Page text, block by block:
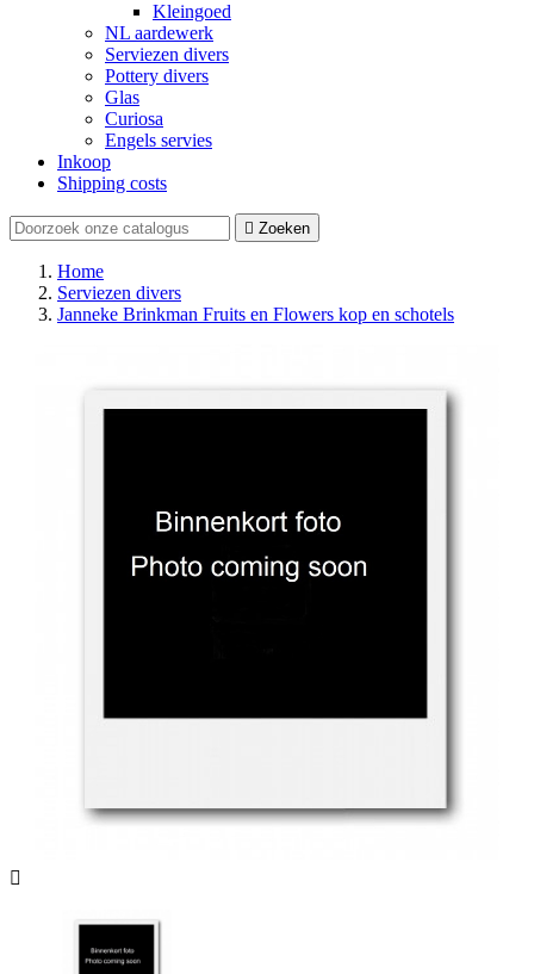
Kleingoed
NL aardewerk
Serviezen divers
Pottery divers
Glas
Curiosa
Engels servies
Inkoop
Shipping costs
 Zoeken
Home
Serviezen divers
Janneke Brinkman Fruits en Flowers kop en schotels
